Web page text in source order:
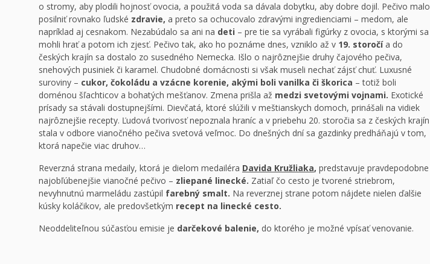
o stromy, aby plodili hojnosť ovocia, a použitá voda sa dávala dobytku, aby dobre dojil. Pečivo malo
posilniť rovnako ľudské zdravie, a preto sa ochucovalo zdravými ingredienciami – medom, ale
napríklad aj cesnakom. Nezabúdalo sa ani na deti – pre tie sa vyrábali figúrky z ovocia, s ktorými sa
mohli hrať a potom ich zjesť. Pečivo tak, ako ho poznáme dnes, vzniklo až v 19. storočía do
českých krajín sa dostalo zo susedného Nemecka. Išlo o najrôznejšie druhy čajového pečiva,
snehových pusiniek či karamel. Chudobné domácnosti si však museli nechať zájsť chuť. Luxusné
suroviny – cukor, čokoládu a vzácne korenie, akými boli vanilka či škorica – totiž boli
doménou šľachticov a bohatých mešťanov. Zmena prišla až medzi svetovými vojnami. Exotické
prísady sa stávali dostupnejšími. Dievčatá, ktoré slúžili v meštianskych domoch, prinášali na vidiek
najrôznejšie recepty. Ľudová tvorivosť nepoznala hraníc a v priebehu 20. storočia sa z českých krajín
stala v odbore vianočného pečiva svetová veľmoc. Do dnešných dní sa gazdinky predháňajú v tom,
ktorá napečie viac druhov…
Reverzná strana medaily, ktorá je dielom medailéra Davida Kružliaka, predstavuje pravdepodobne
najobľúbenejšie vianočné pečivo – zliepané linecké. Zatiaľ čo cesto je tvorené striebrom,
nevyhnutnú marmeládu zastúpil farebný smalt. Na reverznej strane potom nájdete nielen ďalšie
kúsky koláčikov, ale predovšetkým recept na linecké cesto.
Neoddeliteľnou súčasťou emisie je darčekové balenie, do ktorého je možné vpísať venovanie.